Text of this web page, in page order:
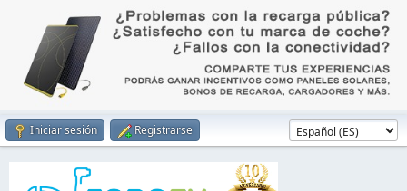
Iniciar sesión Registrarse